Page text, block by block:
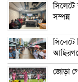
সিলেটে
সম্পন্ন
সিলেটে
জোড়া